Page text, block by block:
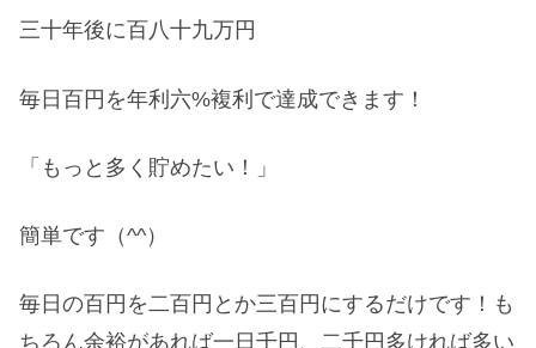
三十年後に百八十九万円
毎日百円を年利六%複利で達成できます！
「もっと多く貯めたい！」
簡単です（^^）
毎日の百円を二百円とか三百円にするだけです！も
ちろん余裕があれば一日千円、二千円多ければ多い